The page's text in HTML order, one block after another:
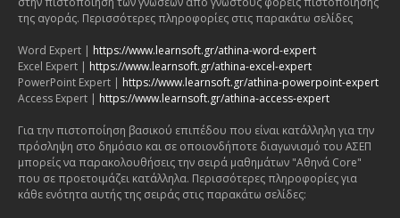
της αγοράς. Περισσότερες πληροφορίες στις παρακάτω σελίδες
Word Expert | https://www.learnsoft.gr/athina-word-expert
Excel Expert | https://www.learnsoft.gr/athina-excel-expert
PowerPoint Expert | https://www.learnsoft.gr/athina-powerpoint-expert
Access Expert | https://www.learnsoft.gr/athina-access-expert
Για την πιστοποίηση βασικού επιπέδου που είναι κατάλληλη για την
πρόσληψη στο δημόσιο και σε οποιονδήποτε διαγωνισμό του ΑΣΕΠ
μπορείς να παρακολουθήσεις την σειρά μαθημάτων "Αθηνά Core"
που σε προετοιμάζει κατάλληλα. Περισσότερες πληροφορίες για
κάθε ενότητα αυτής της σειράς στις παρακάτω σελίδες: